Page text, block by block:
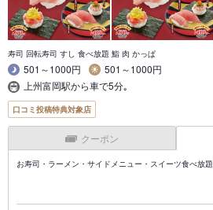
寿司 回転寿司 すし 食べ放題 鮨 肉 かっぱ
501～1000円
501～1000円
上州富岡駅から車で5分｡
口コミ投稿特典対象店
クーポン
お寿司・ラーメン・サイドメニュー・スイーツ食べ放題